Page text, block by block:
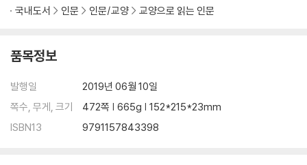
국내도서
인문 인문/교양 교양으로 읽는 인문
품목정보
발행일
2019년 06월 10일
쪽수, 무게, 크기
472쪽 | 665g | 152*215*23mm
ISBN13
9791157843398